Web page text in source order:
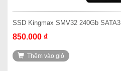
SSD Kingmax SMV32 240Gb SATA3
850.000 ₫
Thêm vào giỏ